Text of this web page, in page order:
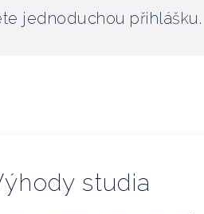
jednoduchou přihlášku.
studia